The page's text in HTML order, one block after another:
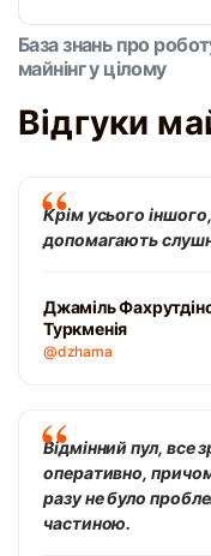
База знань про
майнінг у цілому
Відгуки
Крім усього
допомагають
Джаміль
Туркменія
@dzhama
Відмінний пул, все
оперативно,
разу не було
частиною.